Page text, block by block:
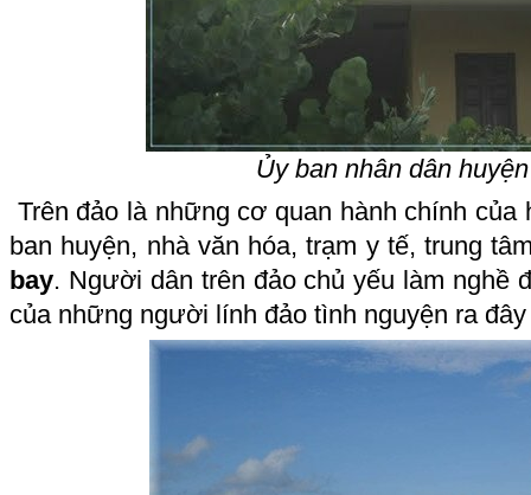
Ủy ban nhân dân
Trên đảo là những cơ quan hành chính
ban huyện, nhà văn hóa, trạm y tế, trung
bay. Người dân trên đảo chủ yếu làm nghề
của những người lính đảo tình nguyện ra